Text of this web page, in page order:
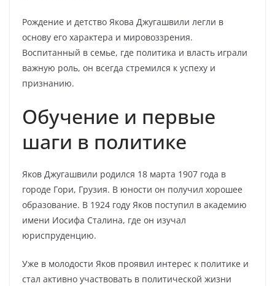
Рождение и детство Якова Джугашвили легли в
основу его характера и мировоззрения.
Воспитанный в семье, где политика и власть играли
важную роль, он всегда стремился к успеху и
признанию.
Обучение и первые
шаги в политике
Яков Джугашвили родился 18 марта 1907 года в
городе Гори, Грузия. В юности он получил хорошее
образование. В 1924 году Яков поступил в академию
имени Иосифа Сталина, где он изучал
юриспруденцию.
Уже в молодости Яков проявил интерес к политике и
стал активно участвовать в политической жизни